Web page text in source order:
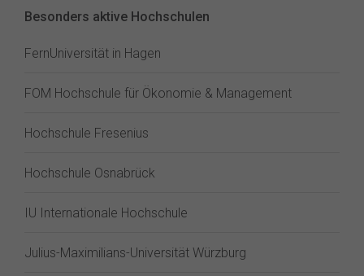
Besonders aktive Hochschulen
FernUniversität in Hagen
FOM Hochschule für Ökonomie & Management
Hochschule Fresenius
Hochschule Osnabrück
IU Internationale Hochschule
Julius-Maximilians-Universität Würzburg